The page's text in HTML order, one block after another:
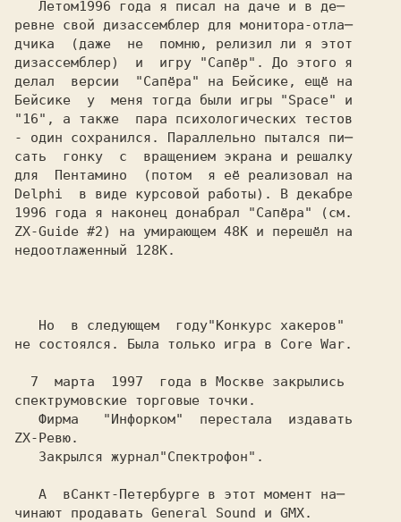
   Летом
ревне свой дизассемблер для монитора-отла─
дчика  (даже  не  помню, релизил ли я этот
дизассемблер)  и  игру "Сапёр". До этого я
делал  версии  "Сапёра" на Бейсике, ещё на
Бейсике  у  меня тогда были игры "Space" и
"16", а также  пара психологических тестов
- один сохранился. Параллельно пытался пи─
сать  гонку  с  вращением экрана и решалку
для  Пентамино  (потом  я её реализовал на
Delphi  в виде курсовой работы). В декабре
1996 года я наконец донабрал "Сапёра" (см.
ZX-Guide #2) на умирающем 48K и перешёл на
недоотлаженный 128K.
   Но  в следующем  году
не состоялся. Была только игра в Core War.
спектрумовские торговые точки.
ZX-Ревю.
   Закрылся журнал
   А  в
чинают продавать General Sound и GMX.